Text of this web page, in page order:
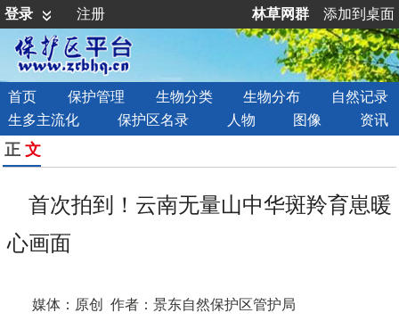
登录 注册 林草网群 添加到桌面
首页 保护管理 生物分类 生物分布
自然记录
生多主流化
保护区名录 人物 图像 资讯
正 文
首次拍到！云南无量山中华斑羚育崽暖
心画面
媒体：原创 作者：景东自然保护区管护局